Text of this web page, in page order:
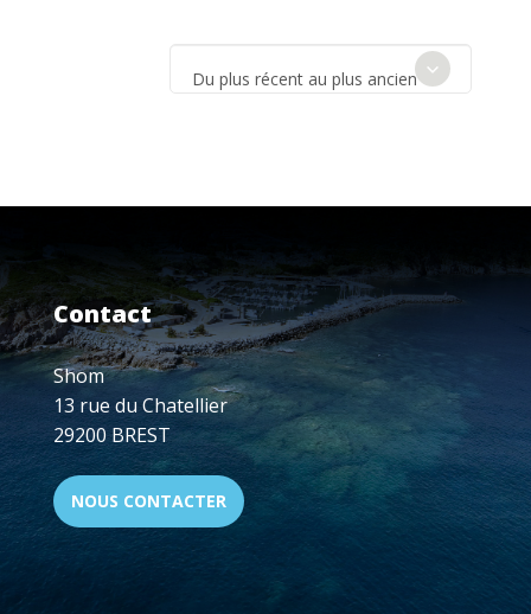
Du plus récent au plus ancien
Contact
Shom
13 rue du Chatellier
29200 BREST
NOUS CONTACTER